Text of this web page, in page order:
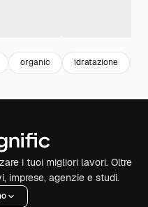
organic idratazione
i tuoi migliori lavori. Oltre
imprese, agenzie e studi.